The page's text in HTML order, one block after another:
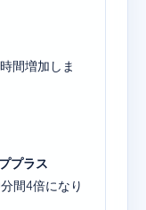
間増加しま
プラス
間4倍になり